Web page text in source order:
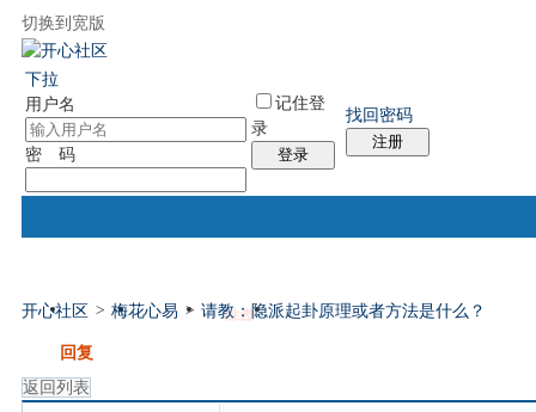
切换到宽版
下拉
用户名
密 码
记住登
录
登录
找回密码
注册
门户 论坛 排盘 个人中心
开心社区 > 梅花心易 > 请教：隐派起卦原理或者方法是什么？
回复
返回列表